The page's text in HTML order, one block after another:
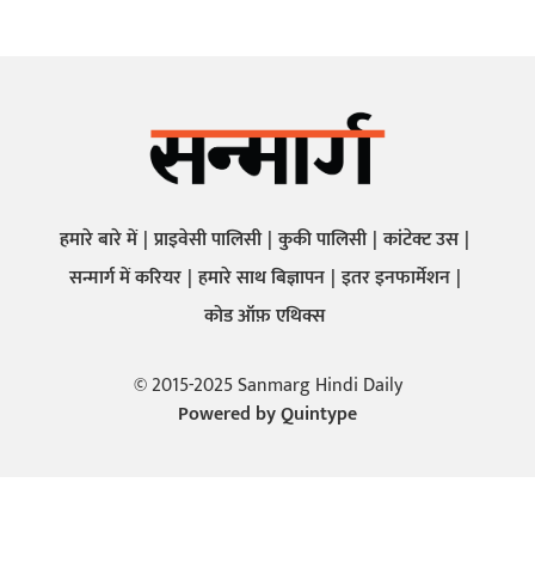
हमारे बारे में प्राइवेसी पालिसी कुकी पालिसी कांटेक्ट उस
सन्मार्ग में करियर हमारे साथ बिज्ञापन इतर इनफार्मेशन
कोड ऑफ़ एथिक्स
© 2015-2025 Sanmarg Hindi Daily
Powered byQuintype